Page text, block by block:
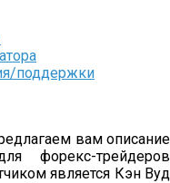
поддержки
вам описание
форекс-трейдеров
является Кэн Вуд